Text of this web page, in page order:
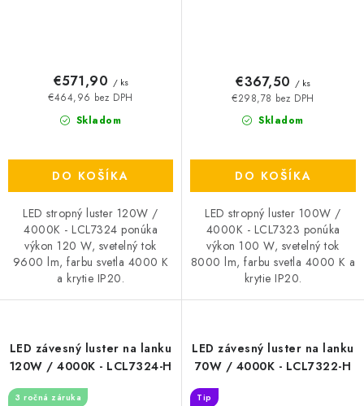
Skladom
€464,96 bez DPH
€571,90 / ks
DO KOŠÍKA
LED stropný luster 120W /
4000K - LCL7324 ponúka
výkon 120 W, svetelný tok
9600 lm, farbu svetla 4000 K
a krytie IP20.
Skladom
€298,78 bez DPH
€367,50 / ks
DO KOŠÍKA
LED stropný luster 100W /
4000K - LCL7323 ponúka
výkon 100 W, svetelný tok
8000 lm, farbu svetla 4000 K a
krytie IP20.
LED závesný luster na lanku
120W / 4000K - LCL7324-H
3 ročná záruka
LED závesný luster na lanku
70W / 4000K - LCL7322-H
Tip